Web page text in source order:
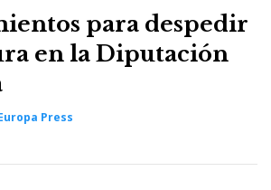
para despedir
en la Diputación
Press